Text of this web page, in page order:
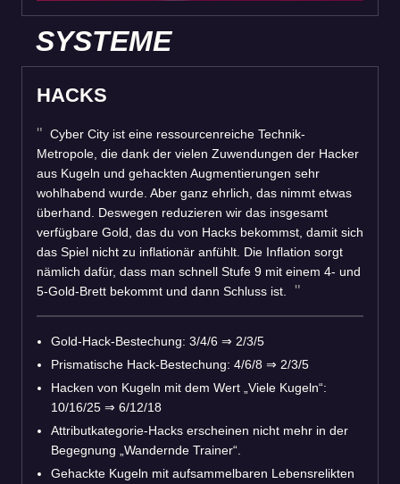
SYSTEME
HACKS
Cyber City ist eine ressourcenreiche Technik-
Metropole, die dank der vielen Zuwendungen der Hacker
aus Kugeln und gehackten Augmentierungen sehr
wohlhabend wurde. Aber ganz ehrlich, das nimmt etwas
überhand. Deswegen reduzieren wir das insgesamt
verfügbare Gold, das du von Hacks bekommst, damit sich
das Spiel nicht zu inflationär anfühlt. Die Inflation sorgt
nämlich dafür, dass man schnell Stufe 9 mit einem 4- und
5-Gold-Brett bekommt und dann Schluss ist.
Gold-Hack-Bestechung: 3/4/6 ⇒ 2/3/5
Prismatische Hack-Bestechung: 4/6/8 ⇒ 2/3/5
Hacken von Kugeln mit dem Wert „Viele Kugeln“:
10/16/25 ⇒ 6/12/18
Attributkategorie-Hacks erscheinen nicht mehr in der
Begegnung „Wandernde Trainer“.
Gehackte Kugeln mit aufsammelbaren Lebensrelikten